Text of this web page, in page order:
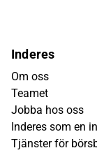
Inderes
Om oss
Teamet
Jobba hos oss
Inderes som en
Tjänster för